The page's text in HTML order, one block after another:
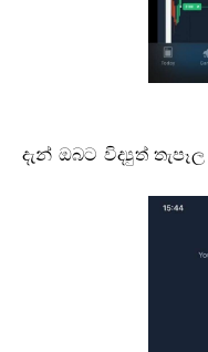
දැන් ඔබට විද්‍යුත්